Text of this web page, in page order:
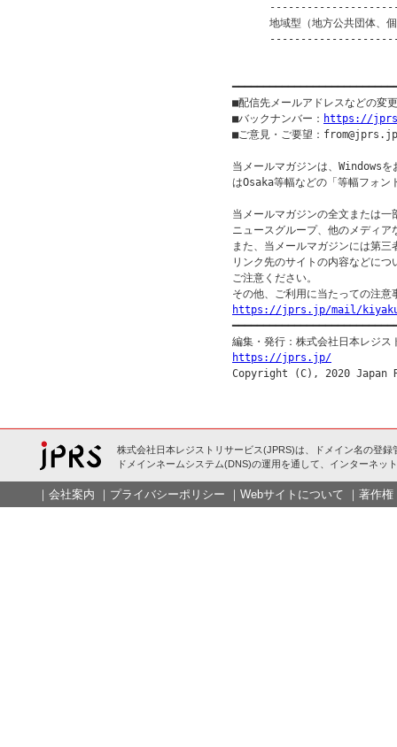
地域型（地方公共団体、
■配信先メールアドレスなどの変
■バックナンバー： https://
■ご意見・ご要望：from@jprs.jp
当メールマガジンは、Windowsを
はOsaka等幅などの「等幅フォン
当メールマガジンの全文または一
ニュースグループ、他のメディ
また、当メールマガジンには第
リンク先のサイトの内容などに
ご注意ください。
https://jprs.jp/mail/
https://jprs.jp/
株式会社日本レジストリサービス(JPRS)は、ドメイン名の登録
ドメインネームシステム(DNS)の運用を通して、インターネッ
｜ 会社案内 ｜ プライバシーポリシー ｜ Webサイトについて ｜ 著作権